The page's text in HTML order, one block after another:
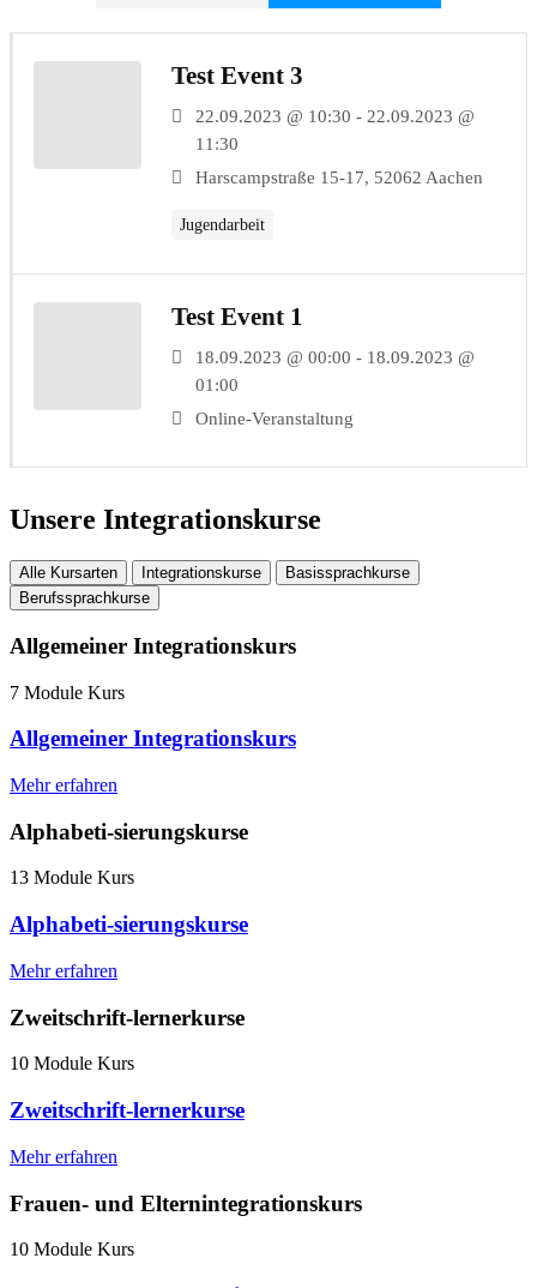
Test Event 3
22.09.2023 @ 10:30 - 22.09.2023 @
11:30
Harscampstraße 15-17, 52062 Aachen
Jugendarbeit
Test Event 1
18.09.2023 @ 00:00 - 18.09.2023 @
01:00
Online-Veranstaltung
Unsere Integrationskurse
Alle Kursarten Integrationskurse
Basissprachkurse
Berufssprachkurse
Allgemeiner Integrationskurs
7 Module Kurs
Allgemeiner Integrationskurs
Mehr erfahren
Alphabeti-sierungskurse
13 Module Kurs
Alphabeti-sierungskurse
Mehr erfahren
Zweitschrift-lernerkurse
10 Module Kurs
Zweitschrift-lernerkurse
Mehr erfahren
Frauen- und Elternintegrationskurs
10 Module Kurs